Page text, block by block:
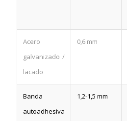
Acero
galvanizado /
lacado
0,6 mm
Banda
autoadhesiva
1,2-1,5 mm